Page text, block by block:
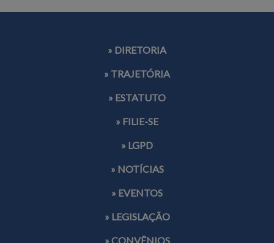
» DIRETORIA
» TRAJETÓRIA
» ESTATUTO
» FILIE-SE
» LGPD
» NOTÍCIAS
» EVENTOS
» LEGISLAÇÃO
» CONVÊNIOS